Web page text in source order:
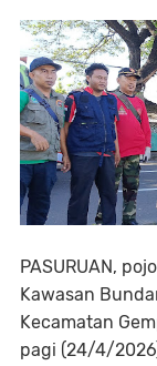
PASURUAN,
Kawasan
Kecamatan
pagi (24/4/